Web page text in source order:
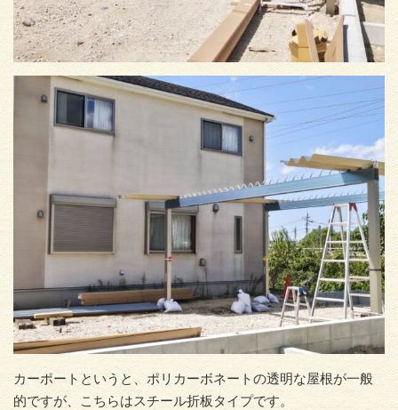
カーポートというと、ポリカーボネートの透明な屋根が一般
的ですが、こちらはスチール折板タイプです。